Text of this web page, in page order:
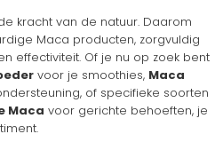
kracht van de natuur. Daarom
Maca producten, zorgvuldig
effectiviteit. Of je nu op zoek bent
voor je smoothies, Maca
of specifieke soorten
Maca voor gerichte behoeften, je